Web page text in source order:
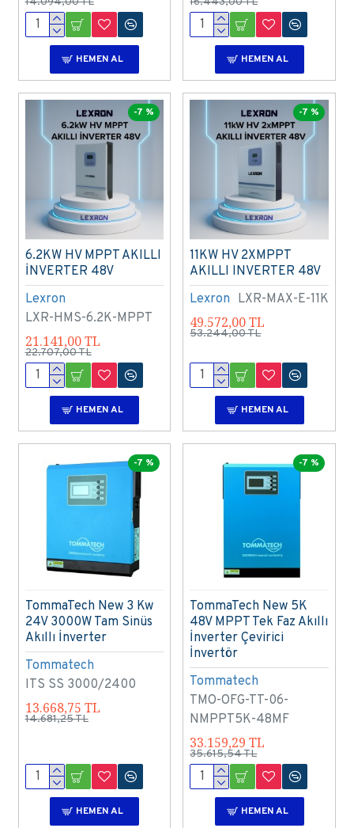
HEMEN AL HEMEN AL
-7 %
Lexron
LXR-HMS-6.2K-MPPT
6.2KW HV MPPT AKILLI
İNVERTER 48V
21.141,00 TL
22.707,00 TL
HEMEN AL
-7 %
Lexron LXR-MAX-E-11K
11KW HV 2XMPPT
AKILLI INVERTER 48V
49.572,00 TL
53.244,00 TL
HEMEN AL
-7 %
Tommatech
ITS SS 3000/2400
TommaTech New 3 Kw
24V 3000W Tam Sinüs
Akıllı İnverter
13.668,75 TL
14.681,25 TL
HEMEN AL
-7 %
Tommatech
TMO-OFG-TT-06-
NMPPT5K-48MF
TommaTech New 5K
48V MPPT Tek Faz Akıllı
İnverter Çevirici
İnvertör
33.159,29 TL
35.615,54 TL
HEMEN AL